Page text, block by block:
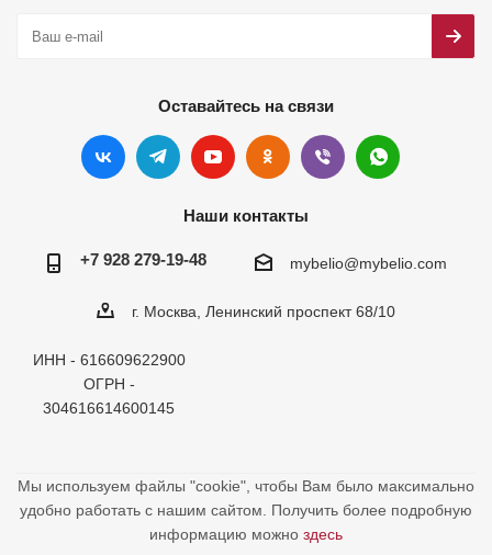
Оставайтесь на связи
Наши контакты
+7 928 279-19-48 mybelio@mybelio.com
г. Москва, Ленинский проспект 68/10
ИНН - 616609622900
ОГРН -
304616614600145
Мы используем файлы "cookie", чтобы Вам было максимально
удобно работать с нашим сайтом. Получить более подробную
информацию можно здесь